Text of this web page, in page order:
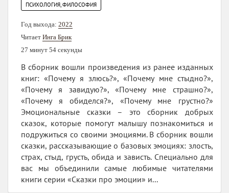
ПСИХОЛОГИЯ, ФИЛОСОФИЯ
Год выхода: 2022
Читает Инга Брик
27 минут 54 секунды
В сборник вошли произведения из ранее изданных
книг: «Почему я злюсь?», «Почему мне стыдно?»,
«Почему я завидую?», «Почему мне страшно?»,
«Почему я обиделся?», «Почему мне грустно?»
Эмоциональные сказки – это сборник добрых
сказок, которые помогут малышу познакомиться и
подружиться со своими эмоциями. В сборник вошли
сказки, рассказывающие о базовых эмоциях: злость,
страх, стыд, грусть, обида и зависть. Специально для
вас мы объединили самые любимые читателями
книги серии «Сказки про эмоции» и...